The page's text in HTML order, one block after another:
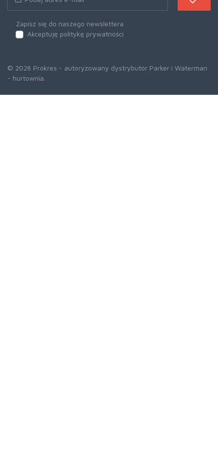
Zapisz się do naszego newslettera
Akceptuję politykę prywatności
© 2026 Prokres - autoryzowany dystrybutor Parker i Waterman
- hurtownia.